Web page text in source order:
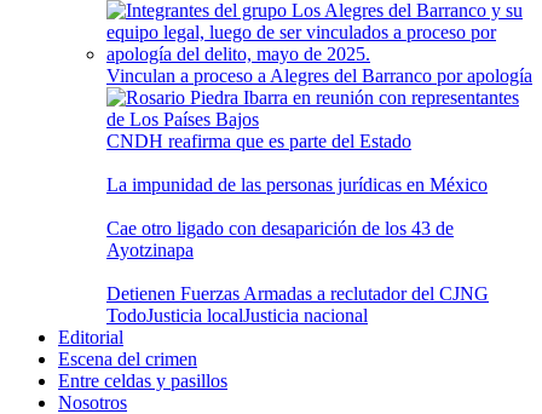
Vinculan a proceso a Alegres del Barranco por apología
CNDH reafirma que es parte del Estado
La impunidad de las personas jurídicas en México
Cae otro ligado con desaparición de los 43 de
Ayotzinapa
Detienen Fuerzas Armadas a reclutador del CJNG
TodoJusticia localJusticia nacional
Editorial
Escena del crimen
Entre celdas y pasillos
Nosotros